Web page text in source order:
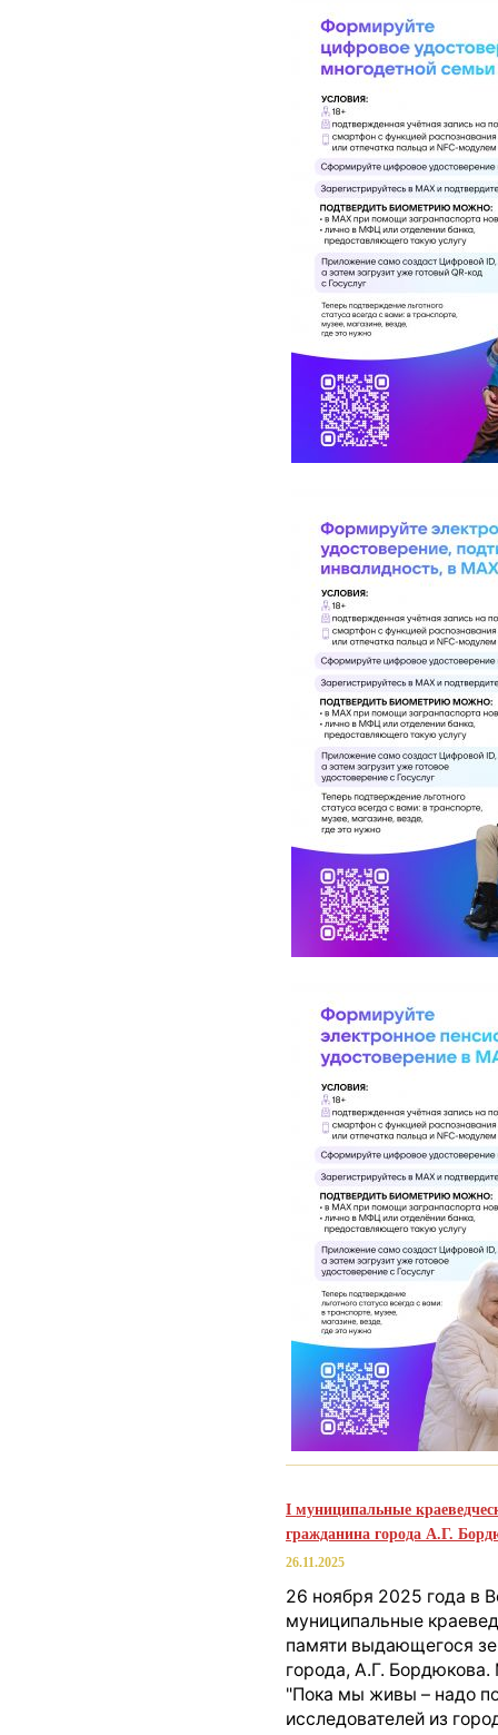
I муниципальные
гражданина города А.Г.
26.11.2025
26 ноября 2025 года в
муниципальные
памяти выдающегося
города, А.Г.
"Пока мы живы – надо
исследователей из